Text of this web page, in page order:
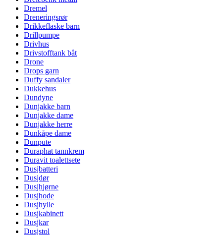
Dremel
Dreneringsrør
Drikkeflaske barn
Drillpumpe
Drivhus
Drivstofftank båt
Drone
Drops garn
Duffy sandaler
Dukkehus
Dundyne
Dunjakke barn
Dunjakke dame
Dunjakke herre
Dunkåpe dame
Dunpute
Duraphat tannkrem
Duravit toalettsete
Dusjbatteri
Dusjdør
Dusjhjørne
Dusjhode
Dusjhylle
Dusjkabinett
Dusjkar
Dusjstol